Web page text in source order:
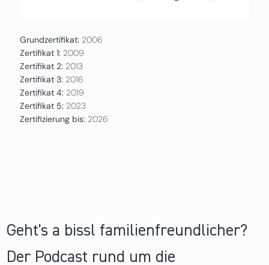
Grundzertifikat: 2006
Zertifikat 1: 2009
Zertifikat 2: 2013
Zertifikat 3: 2016
Zertifikat 4: 2019
Zertifikat 5: 2023
Zertifizierung bis: 2026
Geht's a bissl familienfreundlicher?
Der Podcast rund um die